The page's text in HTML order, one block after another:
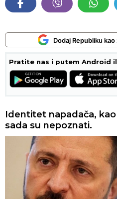
Dodaj Republiku
Pratite nas i putem Android
Identitet napadača,
sada su nepoznati.